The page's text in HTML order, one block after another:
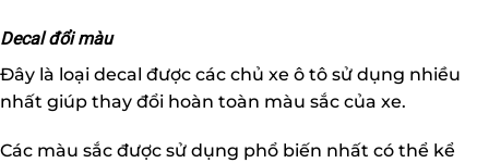
Decal đổi màu
Đây là loại decal được các chủ xe ô tô sử dụng nhiều
nhất giúp thay đổi hoàn toàn màu sắc của xe.
Các màu sắc được sử dụng phổ biến nhất có thể kể